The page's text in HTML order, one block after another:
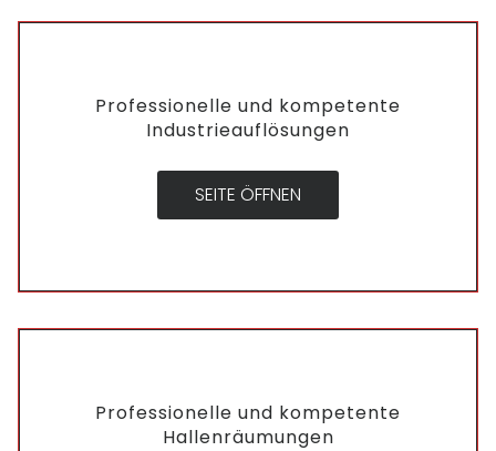
Professionelle und kompetente
Industrieauflösungen
SEITE ÖFFNEN
Professionelle und kompetente
Hallenräumungen